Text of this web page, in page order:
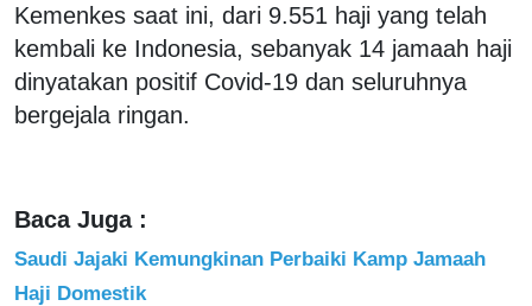
Kemenkes saat ini, dari 9.551 haji yang telah
kembali ke Indonesia, sebanyak 14 jamaah haji
dinyatakan positif Covid-19 dan seluruhnya
bergejala ringan.
Baca Juga :
Saudi Jajaki Kemungkinan Perbaiki Kamp Jamaah
Haji Domestik